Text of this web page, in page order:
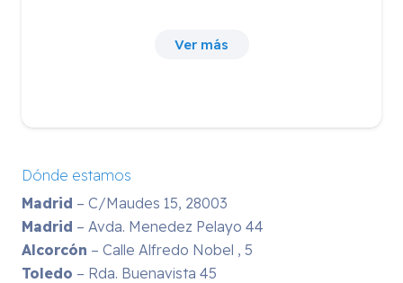
Ver más
Dónde estamos
Madrid – C/Maudes 15, 28003
Madrid – Avda. Menedez Pelayo 44
Alcorcón – Calle Alfredo Nobel , 5
Toledo – Rda. Buenavista 45